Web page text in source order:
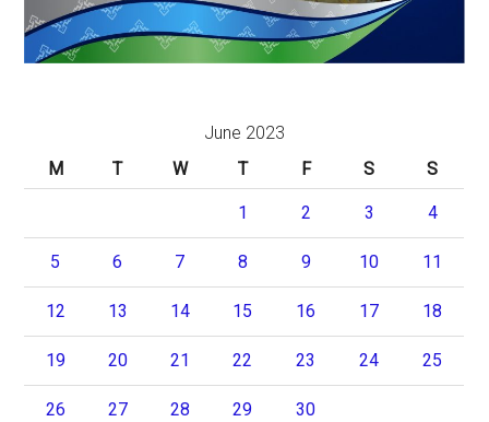
June 2023
M
T W T F S S
1 2 3 4
5 6 7 8 9 10 11
12 13 14 15 16 17 18
19 20 21 22 23 24 25
26 27 28 29 30